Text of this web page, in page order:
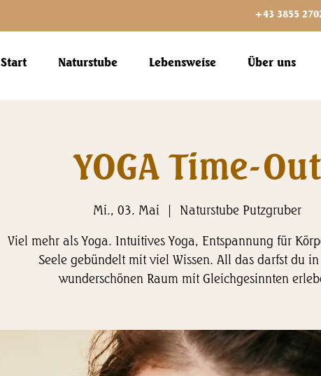
+43 3855
Start Naturstube Lebensweise Über uns
YOGA Time-Out
Mi., 03. Mai
  |
Naturstube Putzgruber
Viel mehr als Yoga. Intuitives Yoga, Entspannung für
Seele gebündelt mit viel Wissen. All das darfst du
wunderschönen Raum mit Gleichgesinnten